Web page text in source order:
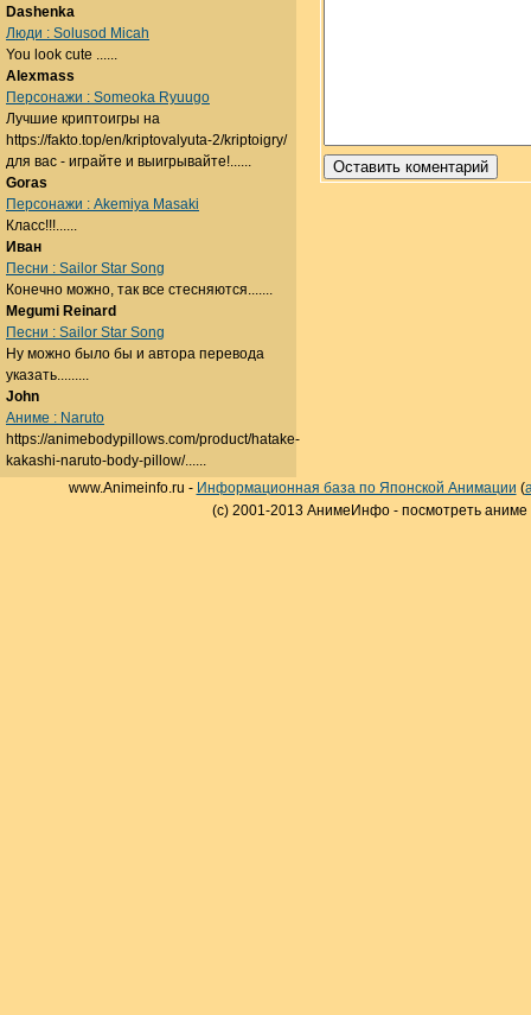
Dashenka
Люди : Solusod Micah
You look cute ......
Alexmass
Персонажи : Someoka Ryuugo
Лучшие криптоигры на
https://fakto.top/en/kriptovalyuta-2/kriptoigry/
для вас - играйте и выигрывайте!......
Goras
Персонажи : Akemiya Masaki
Класс!!!......
Иван
Песни : Sailor Star Song
Конечно можно, так все стесняются.......
Megumi Reinard
Песни : Sailor Star Song
Ну можно было бы и автора перевода
указать.........
John
Аниме : Naruto
https://animebodypillows.com/product/hatake-
kakashi-naruto-body-pillow/......
www.Animeinfo.ru - Информационная база по Японской Анимации (
(c) 2001-2013 АнимеИнфо - посмотреть аниме